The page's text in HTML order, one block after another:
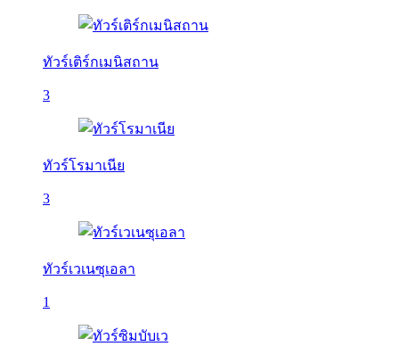
ทัวร์เติร์กเมนิสถาน
3
ทัวร์โรมาเนีย
3
ทัวร์เวเนซุเอลา
1